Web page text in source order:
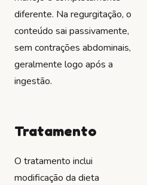
diferente. Na regurgitação, o
conteúdo sai passivamente,
sem contrações abdominais,
geralmente logo após a
ingestão.
Tratamento
O tratamento inclui
modificação da dieta